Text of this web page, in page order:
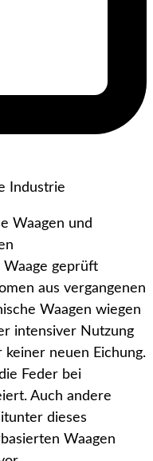
Waagen und
Waage geprüft
aus vergangenen
Waagen wiegen
intensiver Nutzung
neuen Eichung.
Feder bei
Auch andere
dieses
Waagen